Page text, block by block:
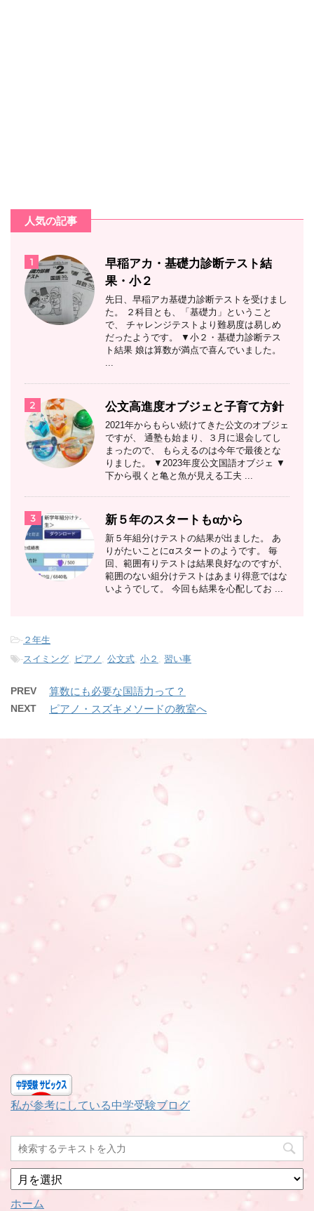
人気の記事
1
早稲アカ・基礎力診断テスト結
果・小２
先日、早稲アカ基礎力診断テストを受けまし
た。 ２科目とも、「基礎力」ということ
で、 チャレンジテストより難易度は易しめ
だったようです。 ▼小２・基礎力診断テス
ト結果 娘は算数が満点で喜んでいました。
...
2 公文高進度オブジェと子育て方針
2021年からもらい続けてきた公文のオブジェ
ですが、 通塾も始まり、３月に退会してし
まったので、 もらえるのは今年で最後とな
りました。 ▼2023年度公文国語オブジェ ▼
下から覗くと亀と魚が見える工夫 ...
3 新５年のスタートもαから
新５年組分けテストの結果が出ました。 あ
りがたいことにαスタートのようです。 毎
回、範囲有りテストは結果良好なのですが、
範囲のない組分けテストはあまり得意ではな
いようでして。 今回も結果を心配してお ...
- ２年生
-スイミング, ピアノ , 公文式, 小２ , 習い事
PREV 算数にも必要な国語力って？
NEXT ピアノ・スズキメソードの教室へ
私が参考にしている中学受験ブログ
月
別
ホーム